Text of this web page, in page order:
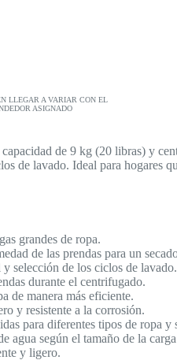
LLEGAR A VARIAR CON EL
ASIGNADO
de 9 kg (20 libras) y
de lavado. Ideal para hogares
grandes de ropa.
de las prendas para un
selección de los ciclos de lavado.
durante el centrifugado.
de manera más eficiente.
y resistente a la corrosión.
para diferentes tipos de ropa y
agua según el tamaño de la
y ligero.